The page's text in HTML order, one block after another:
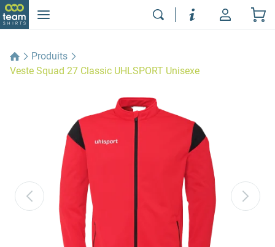
Produits
Veste Squad 27 Classic UHLSPORT Unisexe